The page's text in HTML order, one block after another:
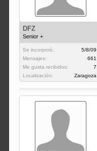
DFZ
Senior +
Se incorporó:
5/8/09
Mensajes:
661
Me gusta recibidos:
7
Localización:
Zaragoza